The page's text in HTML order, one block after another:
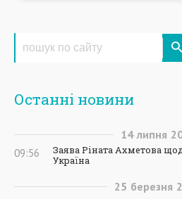
Останні новини
14 липня
09:56
Заява Ріната Ахметова
Україна
25 березня